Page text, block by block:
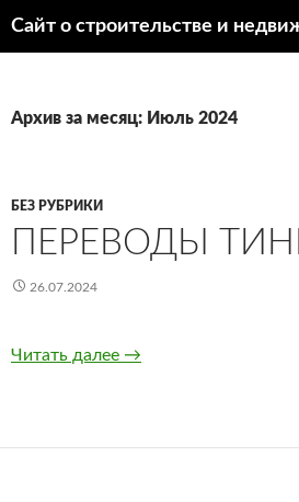
Сайт о строительстве и
Архив за месяц: Июль 2024
БЕЗ РУБРИКИ
ПЕРЕВОДЫ
26.07.2024
Читать далее Переводы Тинькофф
→